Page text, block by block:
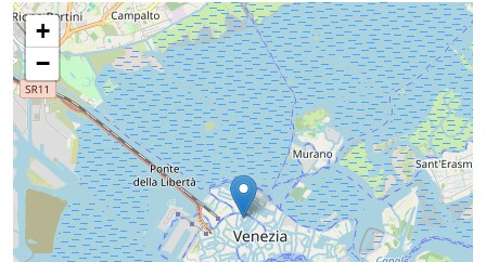
su
Facebook
Condividi
su
Twitter
Condividi
su
Google
Plus
Condividi
su
Whatsapp
+
−